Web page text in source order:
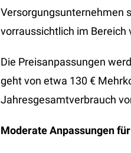
Versorgungsunternehmen
vorraussichtlich im Bereich
Die Preisanpassungen
geht von etwa 130 €
Jahresgesamtverbrauch
Moderate Anpassungen